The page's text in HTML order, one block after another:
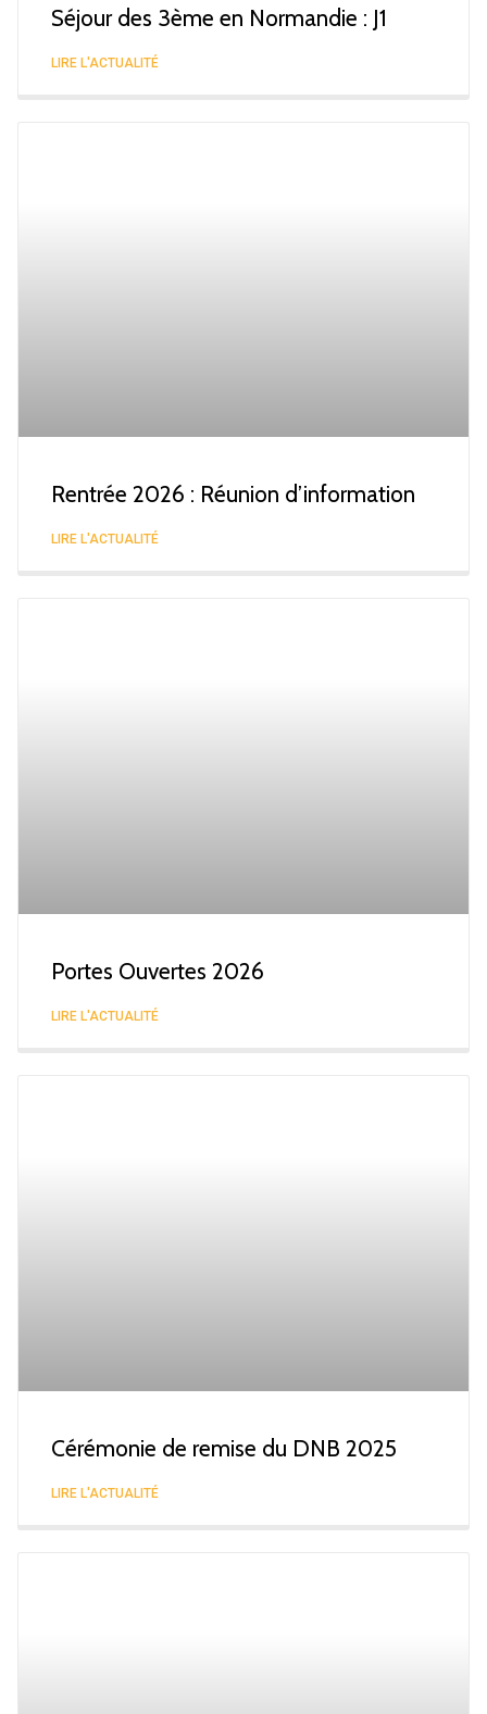
Séjour des 3ème en Normandie : J1
LIRE L'ACTUALITÉ
Rentrée 2026 : Réunion d’information
LIRE L'ACTUALITÉ
Portes Ouvertes 2026
LIRE L'ACTUALITÉ
Cérémonie de remise du DNB 2025
LIRE L'ACTUALITÉ